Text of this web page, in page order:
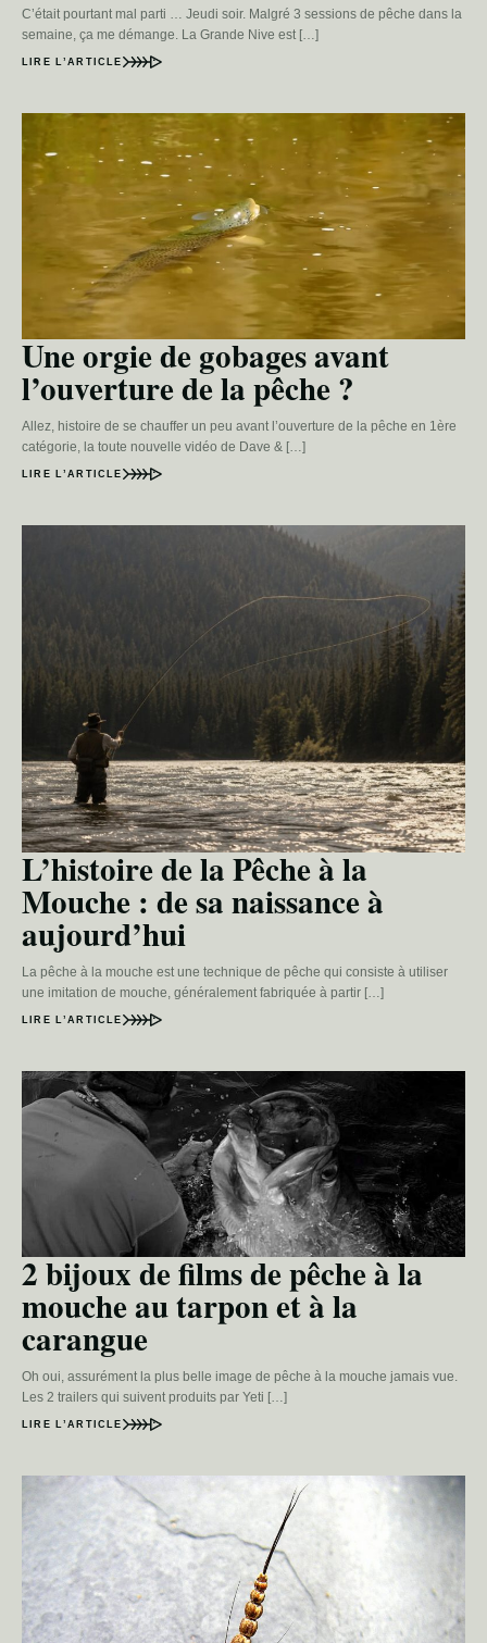
C’était pourtant mal parti … Jeudi soir. Malgré 3 sessions de pêche dans la
semaine, ça me démange. La Grande Nive est […]
LIRE L’ARTICLE
Une orgie de gobages avant
l’ouverture de la pêche ?
Allez, histoire de se chauffer un peu avant l’ouverture de la pêche en 1ère
catégorie, la toute nouvelle vidéo de Dave & […]
LIRE L’ARTICLE
L’histoire de la Pêche à la
Mouche : de sa naissance à
aujourd’hui
La pêche à la mouche est une technique de pêche qui consiste à utiliser
une imitation de mouche, généralement fabriquée à partir […]
LIRE L’ARTICLE
2 bijoux de films de pêche à la
mouche au tarpon et à la
carangue
Oh oui, assurément la plus belle image de pêche à la mouche jamais vue.
Les 2 trailers qui suivent produits par Yeti […]
LIRE L’ARTICLE